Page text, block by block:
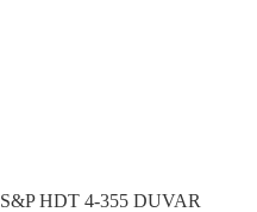
S&P HDT 4-355 DUVAR